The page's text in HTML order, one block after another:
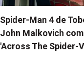
Spider-Man 4 de
John Malkovich
'Across The Spider-